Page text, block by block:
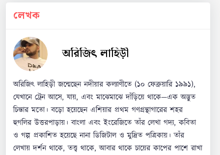
লেখক
অরিজিৎ লাহিড়ী
অরিজিৎ লাহিড়ী জন্মেছেন নদীয়ার কল্যাণীতে (১০ ফেব্রুয়ারি ১৯৯১),
যেখানে ট্রেন আসে, যায়, এবং মাঝেমাঝে দাঁড়িয়ে থাকে—এক অদ্ভুত
চিন্তার মতো। বড়ো হয়েছেন এশিয়ার প্রথম গণগ্রন্থাগারের শহর
হুগলির উত্তরপাড়ায়। বাংলা এবং ইংরেজিতে তাঁর লেখা গদ্য, কবিতা
ও গল্প প্রকাশিত হয়েছে নানা ডিজিটাল ও মুদ্রিত পত্রিকায়। তাঁর
লেখায় দর্শন থাকে, তত্ত্ব থাকে, আবার থাকে চায়ের কাপের পাশে রাখা